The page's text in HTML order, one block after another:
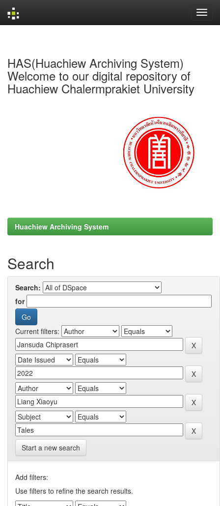
HAS(Huachiew Archiving System)
Welcome to our digital repository of
Huachiew Chalermprakiet University
Huachiew Archiving System
Search
Search:
for
Current filters:
Start a new search
Add filters:
Use filters to refine the search results.